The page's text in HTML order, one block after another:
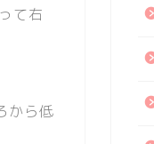
て右
から低